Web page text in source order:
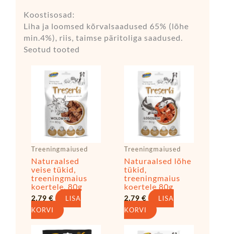
Koostisosad:
Liha ja loomsed kõrvalsaadused 65% (lõhe
min.4%), riis, taimse päritoliga saadused.
Seotud tooted
Treeningmaiused
Naturaalsed
veise tükid,
treeningmaius
koertele, 80g
2,79 €
LISA
KORVI
Treeningmaiused
Naturaalsed lõhe
tükid,
treeningmaius
koertele 80g
2,79€
LISA
KORVI